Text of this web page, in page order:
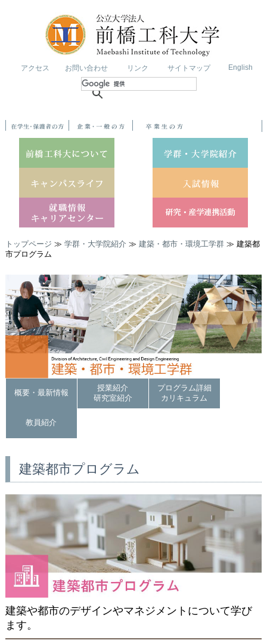
アクセス お問い合わせ リンク サイトマップ English
トップページ ≫ 学群・大学院紹介 ≫ 建築・都市・環境工学群≫ 建築都
市プログラム
概要・最新情報
授業紹介
研究室紹介
プログラム詳細
カリキュラム
教員紹介
建築都市プログラム
建築や都市のデザインやマネジメントについて学び
ます。